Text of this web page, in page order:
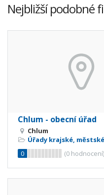
Nejbližší podobné
Chlum - obecní úřad
Chlum
Úřady krajské,
0
(0 hodnocení)